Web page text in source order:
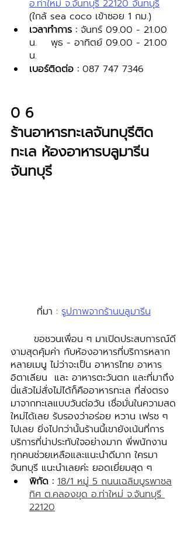
อ.ท่าใหม่ จ.จันทบุรี 22120 จันทบุรี
(ใกล้ sea coco เข้าซอย 1 กม.)
เวลาทำการ : จันทร์ 09.00 - 21.00
น.    พุธ - อาทิตย์ 09.00 - 21.00
น.
เบอร์ติดต่อ : 087 747 7346
0 6
ร้านอาหารทะเลจันทบุรีติด
ทะเล ห้องอาหารบลูมารีน
จันทบุรี
ที่มา : รูปภาพจากร้านบลูมารีน
งามสุดคุ้มค่า กับห้องอาหารที่บริการหลาก
หลายเมนู ไม่ว่าจะเป็น อาหารไทย อาหาร
อิตาเลียน  และ อาหารตะวันตก และที่มาถึง
นี่แล้วไม่สั่งไม่ได้ก็คืออาหารทะเล ที่ส่งตรง
มาจากทะเลแบบวันต่อวัน เชื่อมั่นในความสด
ใหม่ได้เลย รับรองว่าอร่อย หวาน เฟรช ๆ
ไปเลย ยิ่งไปกว่านั้นร้านนี้เขายังเน้นที่การ
บริการที่น่าประทับใจอย่างมาก พี่พนักงาน
ทุกคนช่วยเหลือและแนะนำดีมาก ใครมา
จันทบุรี แนะนำเลยค่ะ ยอดเยี่ยมสุด ๆ
พิกัด : 18/1 หมู่ 5 ถนนเฉลิมบูรพาชล
ทิศ ต.คลองขุด อ.ท่าใหม่ จ.จันทบุรี
22120